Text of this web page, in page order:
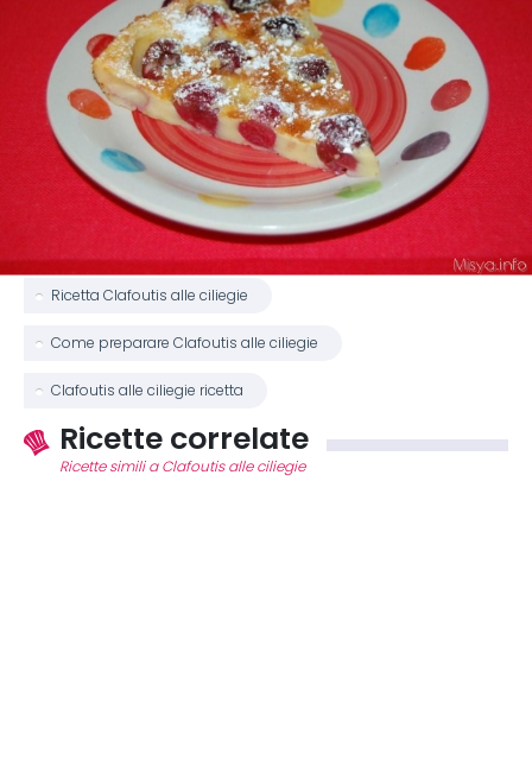
Ricetta Clafoutis alle ciliegie
Come preparare Clafoutis alle ciliegie
Clafoutis alle ciliegie ricetta
Ricette correlate
Ricette simili a Clafoutis alle ciliegie